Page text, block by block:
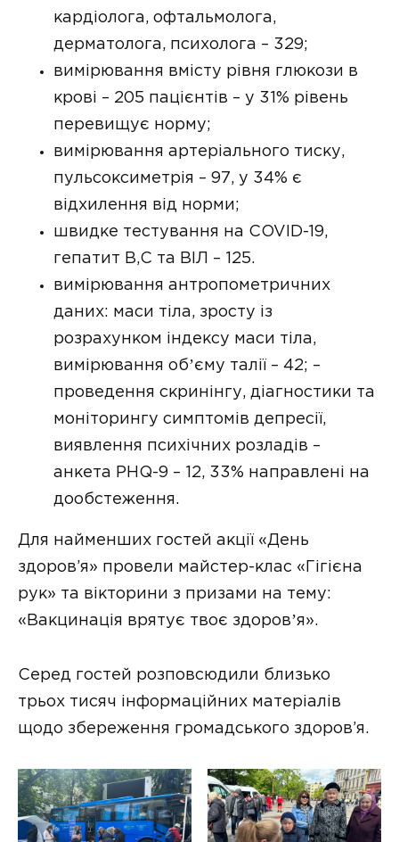
кардіолога, офтальмолога,
дерматолога, психолога – 329;
вимірювання вмісту рівня глюкози в
крові – 205 пацієнтів – у 31% рівень
перевищує норму;
вимірювання артеріального тиску,
пульсоксиметрія – 97, у 34% є
відхилення від норми;
швидке тестування на COVID-19,
гепатит В,С та ВІЛ – 125.
вимірювання антропометричних
даних: маси тіла, зросту із
розрахунком індексу маси тіла,
вимірювання обʼєму талії – 42; –
проведення скринінгу, діагностики та
моніторингу симптомів депресії,
виявлення психічних розладів –
анкета PHQ-9 – 12, 33% направлені на
дообстеження.
Для найменших гостей акції «День
здоров’я» провели майстер-клас «Гігієна
рук» та вікторини з призами на тему:
«Вакцинація врятує твоє здоровʼя».
Серед гостей розповсюдили близько
трьох тисяч інформаційних матеріалів
щодо збереження громадського здоров’я.